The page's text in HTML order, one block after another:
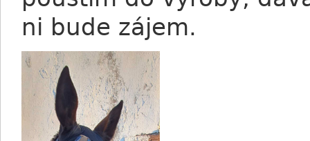
ni bude zájem.